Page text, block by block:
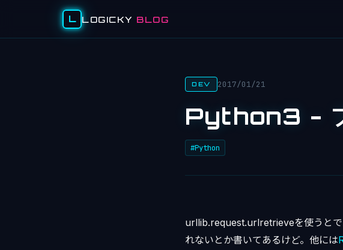
L LOGICKY BLOG
DEV 2017/01/21
Python3 - フ
#Python
urllib.request.urlretrieveを使うとで
れないとか書いてあるけど。他には